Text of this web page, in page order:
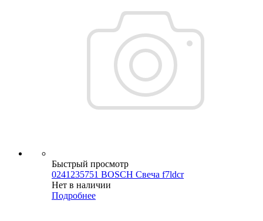
Быстрый просмотр
0241235751 BOSCH Свеча f7ldcr
Нет в наличии
Подробнее